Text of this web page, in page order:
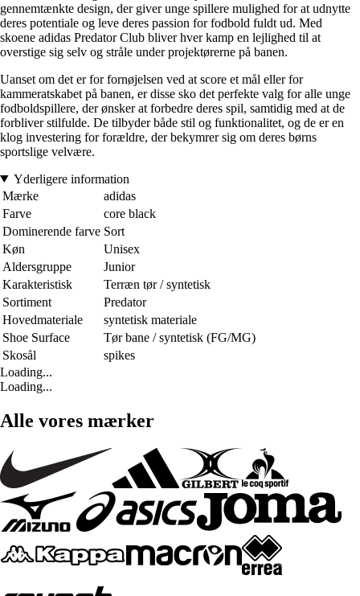
gennemtænkte design, der giver unge spillere mulighed for at udnytte
deres potentiale og leve deres passion for fodbold fuldt ud. Med
skoene adidas Predator Club bliver hver kamp en lejlighed til at
overstige sig selv og stråle under projektørerne på banen.
Uanset om det er for fornøjelsen ved at score et mål eller for
kammeratskabet på banen, er disse sko det perfekte valg for alle unge
fodboldspillere, der ønsker at forbedre deres spil, samtidig med at de
forbliver stilfulde. De tilbyder både stil og funktionalitet, og de er en
klog investering for forældre, der bekymrer sig om deres børns
sportslige velvære.
Yderligere information
Mærke
adidas
Farve
core black
Dominerende farve Sort
Køn
Unisex
Aldersgruppe
Junior
Karakteristisk
Terræn tør / syntetisk
Sortiment
Predator
Hovedmateriale
syntetisk materiale
Shoe Surface
Tør bane / syntetisk (FG/MG)
Skosål
spikes
Loading...
Loading...
Alle vores mærker